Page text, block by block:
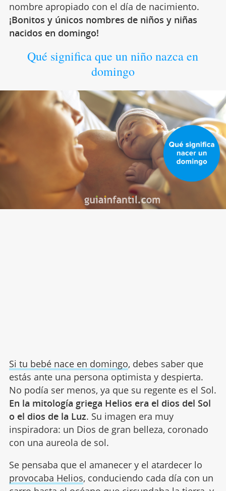
nombre apropiado con el día de nacimiento.
¡Bonitos y únicos nombres de niños y niñas
nacidos en domingo!
Qué significa que un niño nazca en
domingo
Si tu bebé nace en domingo, debes saber que
estás ante una persona optimista y despierta.
No podía ser menos, ya que su regente es el Sol.
En la mitología griega Helios era el dios del Sol
o el dios de la Luz. Su imagen era muy
inspiradora: un Dios de gran belleza, coronado
con una aureola de sol.
Se pensaba que el amanecer y el atardecer lo
provocaba Helios, conduciendo cada día con un